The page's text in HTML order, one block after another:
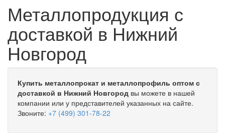
Металлопродукция с
доставкой в Нижний
Новгород
Купить металлопрокат и металлопрофиль оптом с
доставкой в Нижний Новгород вы можете в нашей
компании или у представителей указанных на сайте.
Звоните: +7 (499) 301-78-22